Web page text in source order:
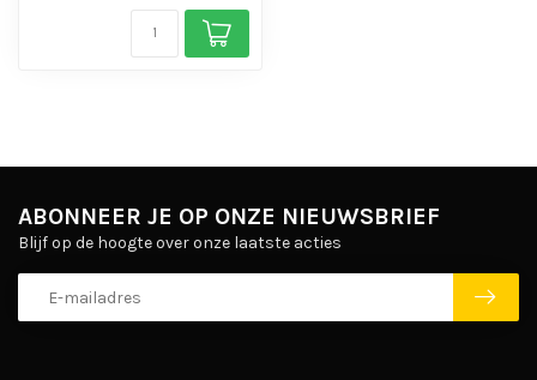
ABONNEER JE OP ONZE NIEUWSBRIEF
Blijf op de hoogte over onze laatste acties